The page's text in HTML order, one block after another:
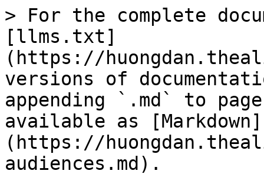
> For the complete
[llms.txt]
(https://
versions of
appending `.md` to
available as [Markdown]
(https://
audiences.md).